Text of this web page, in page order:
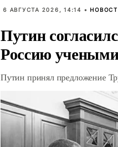
6 АВГУСТА 2026, 14:14 •
Путин
Россию
Путин принял предложение